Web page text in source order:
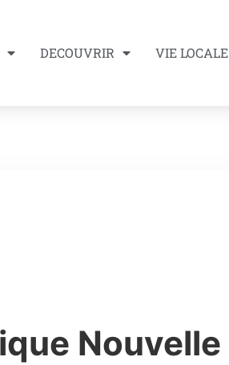
DECOUVRIR VIE LOCALE
Nouvelle